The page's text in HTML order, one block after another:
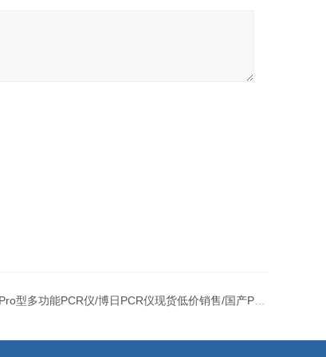
型多功能PCR仪/博日PCR仪现货低价销售/国产PCR仪